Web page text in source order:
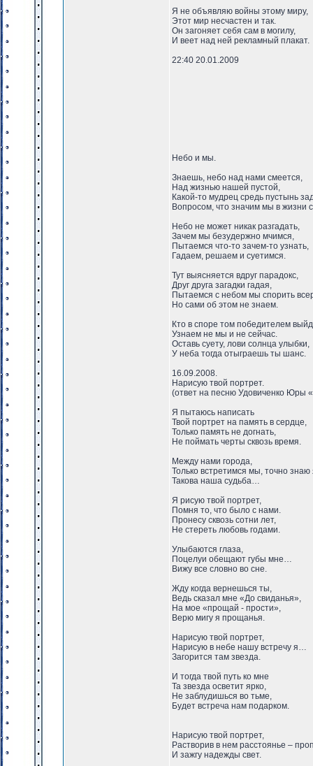
Я не объявляю войны этому миру,
Этот мир несчастен и так.
Он загоняет себя сам в могилу,
И веет над ней рекламный плакат.
22:40 20.01.2009
Небо и мы.
Знаешь, небо над нами смеется,
Над жизнью нашей пустой,
Какой-то мудрец средь пустынь
Вопросом, что значим мы в жизни
Небо не может никак разгадать,
Зачем мы безудержно мчимся,
Пытаемся что-то зачем-то узнать,
Гадаем, решаем и суетимся.
Тут выясняется вдруг парадокс,
Друг друга загадки гадая,
Пытаемся с небом мы спорить
Но сами об этом не знаем.
Кто в споре том победителем
Узнаем не мы и не сейчас.
Оставь суету, лови солнца улыбки,
У неба тогда отыграешь ты шанс.
16.09.2008.
Нарисую твой портрет.
(ответ на песню Удовиченко Юры
Я пытаюсь написать
Твой портрет на память в сердце,
Только память не догнать,
Не поймать черты сквозь время.
Между нами города,
Только встретимся мы, точно знаю
Такова наша судьба…
Я рисую твой портрет,
Помня то, что было с нами.
Пронесу сквозь сотни лет,
Не стереть любовь годами.
Улыбаются глаза,
Поцелуи обещают губы мне…
Вижу все словно во сне.
Жду когда вернешься ты,
Ведь сказал мне «До свиданья»,
На мое «прощай - прости»,
Верю мигу я прощанья.
Нарисую твой портрет,
Нарисую в небе нашу встречу я…
Загорится там звезда.
И тогда твой путь ко мне
Та звезда осветит ярко,
Не заблудишься во тьме,
Будет встреча нам подарком.
Нарисую твой портрет,
Растворив в нем расстоянье –
И зажгу надежды свет.